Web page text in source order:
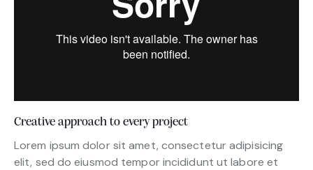
Creative approach to every project
Lorem ipsum dolor sit amet, consectetur adipisicing
elit, sed do eiusmod tempor incididunt ut labore et